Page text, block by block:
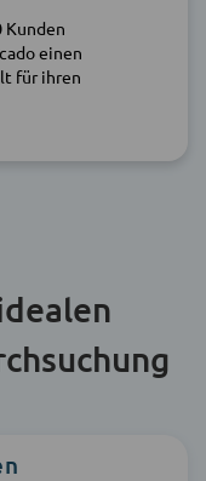
Kunden
einen
für ihren